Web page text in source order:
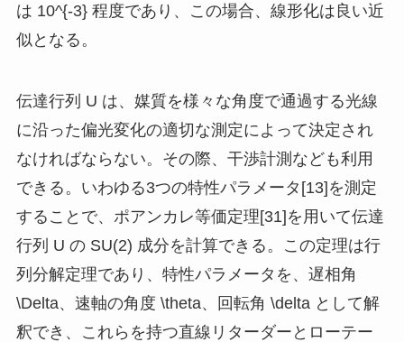
は 10^{-3}程度であり、この場合、線形化は良い近
似となる。
伝達行列 U は、媒質を様々な角度で通過する光線
に沿った偏光変化の適切な測定によって決定され
なければならない。その際、干渉計測なども利用
できる。いわゆる3つの特性パラメータ[13]を測定
することで、ポアンカレ等価定理[31]を用いて伝達
行列 U の SU(2) 成分を計算できる。この定理は行
列分解定理であり、特性パラメータを、遅相角
\Delta、速軸の角度 \theta、回転角 \delta として解
釈でき、これらを持つ直線リターダーとローテー